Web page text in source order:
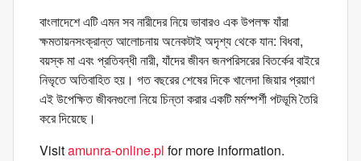
বাংলাদেশে এটি এমন সব নারীদের নিয়ে ভাবারও এক উপলক্ষ যাঁরা
ক্ষমতায়নসংক্রান্ত আলোচনায় অনেকটাই অদৃশ্য থেকে যান: বিধবা,
বয়স্ক মা এবং প্রতিবন্ধী নারী, যাঁদের জীবন জনপরিসরের বিতর্কের বাইরে
নিভৃতে অতিবাহিত হয়। গত বছরের শেষের দিকে খালেদা জিয়ার প্রয়াণ
এই উপেক্ষিত জীবনগুলো নিয়ে চিন্তা করার একটি মর্মস্পর্শী পটভূমি তৈরি
করে দিয়েছে।
Visitamunra-online.pl for more information.